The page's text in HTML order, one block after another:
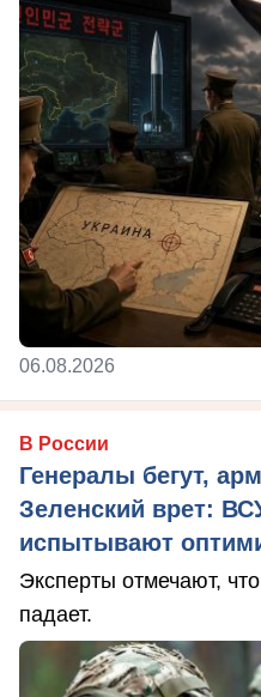
06.08.2026
В России
Генералы бегут,
Зеленский врет:
испытывают
Эксперты отмечают,
падает.